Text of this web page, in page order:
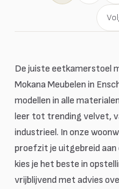
De juiste eetkamerstoel
Mokana Meubelen in
modellen in alle
leer tot trending velvet,
industrieel. In onze
proefzit je uitgebreid
kies je het beste in
vrijblijvend met advies